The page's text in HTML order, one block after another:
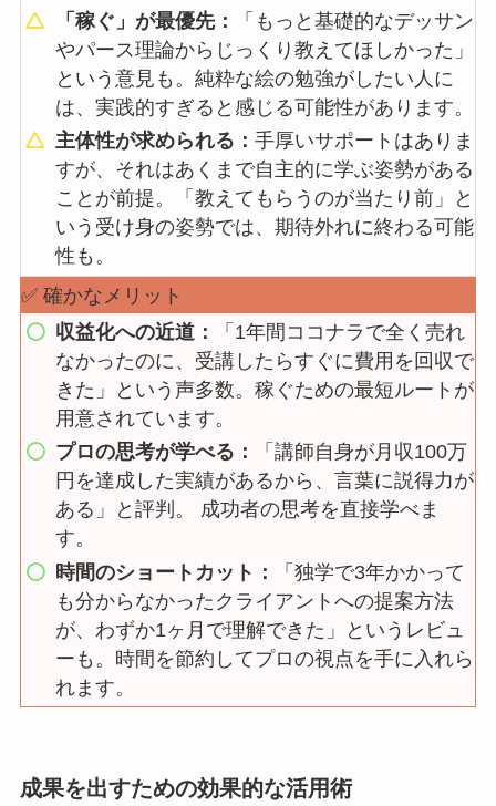
「稼ぐ」が最優先：
「もっと基礎的なデッサン
やパース理論からじっくり教えてほしかった」
という意見も。純粋な絵の勉強がしたい人に
は、実践的すぎると感じる可能性があります。
主体性が求められる：手厚いサポートはありま
すが、それはあくまで自主的に学ぶ姿勢がある
ことが前提。「教えてもらうのが当たり前」と
いう受け身の姿勢では、期待外れに終わる可能
性も。
✅ 確かなメリット
収益化への近道：
「1年間ココナラで全く売れ
なかったのに、受講したらすぐに費用を回収で
きた」という声多数。稼ぐための最短ルートが
用意されています。
プロの思考が学べる：
「講師自身が月収100万
円を達成した実績があるから、言葉に説得力が
ある」と評判。 成功者の思考を直接学べま
す。
時間のショートカット：
「独学で3年かかって
も分からなかったクライアントへの提案方法
が、わずか1ヶ月で理解できた」というレビュ
ーも。時間を節約してプロの視点を手に入れら
れます。
成果を出すための効果的な活用術